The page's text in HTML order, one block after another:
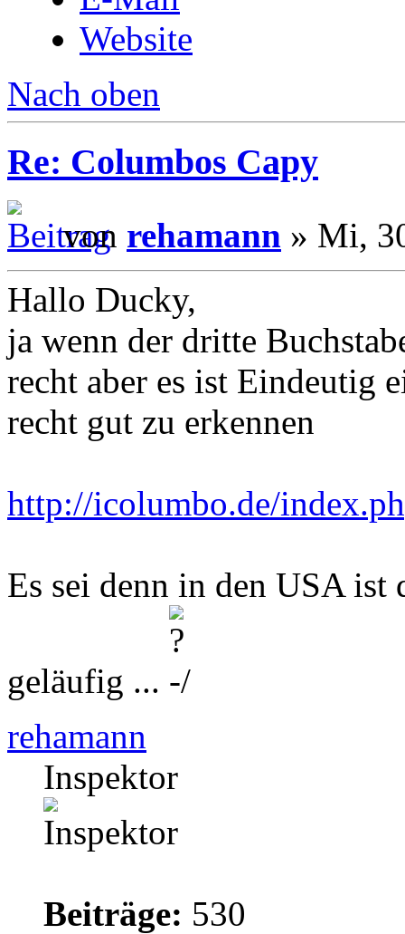
Website
Nach oben
Re: Columbos Capy
von rehamann » Mi,
Hallo Ducky,
ja wenn der dritte
recht aber es ist Eindeutig
recht gut zu erkennen
http://icolumbo.de/
Es sei denn in den USA ist
geläufig ...
rehamann
Inspektor
Beiträge: 530